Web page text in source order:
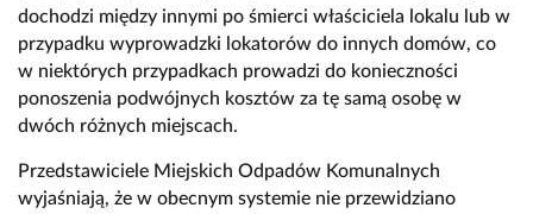
dochodzi między innymi po śmierci właściciela lokalu lub w
przypadku wyprowadzki lokatorów do innych domów, co
w niektórych przypadkach prowadzi do konieczności
ponoszenia podwójnych kosztów za tę samą osobę w
dwóch różnych miejscach.
Przedstawiciele Miejskich Odpadów Komunalnych
wyjaśniają, że w obecnym systemie nie przewidziano